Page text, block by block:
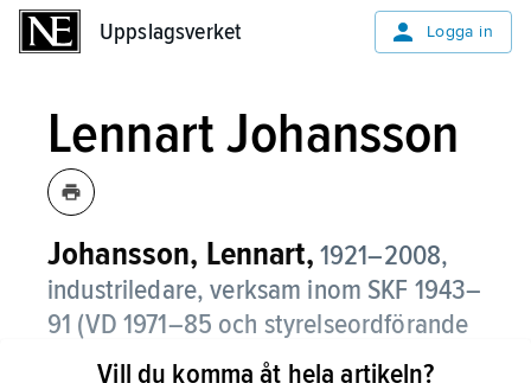
Uppslagsverket Logga in
Lennart Johansson
Johansson, Lennart, 1921–2008,
industriledare, verksam inom SKF 1943–
91 (VD 1971–85 och styrelseordförande
1985–92).
Vill du komma åt hela artikeln?